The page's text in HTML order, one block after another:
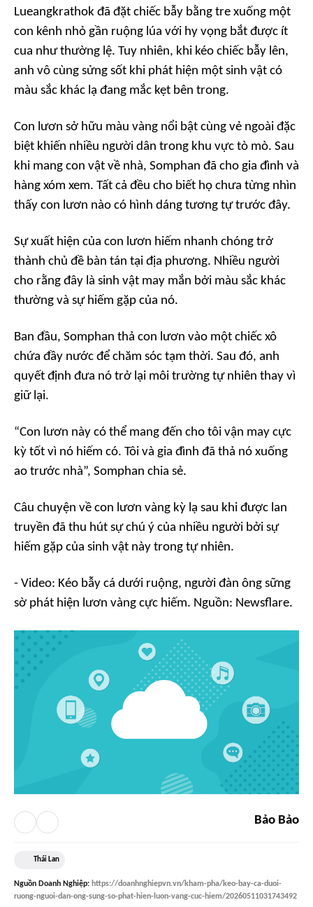
Lueangkrathok đã đặt chiếc bẫy bằng tre xuống một
con kênh nhỏ gần ruộng lúa với hy vọng bắt được ít
cua như thường lệ. Tuy nhiên, khi kéo chiếc bẫy lên,
anh vô cùng sửng sốt khi phát hiện một sinh vật có
màu sắc khác lạ đang mắc kẹt bên trong.
Con lươn sở hữu màu vàng nổi bật cùng vẻ ngoài đặc
biệt khiến nhiều người dân trong khu vực tò mò. Sau
khi mang con vật về nhà, Somphan đã cho gia đình và
hàng xóm xem. Tất cả đều cho biết họ chưa từng nhìn
thấy con lươn nào có hình dáng tương tự trước đây.
Sự xuất hiện của con lươn hiếm nhanh chóng trở
thành chủ đề bàn tán tại địa phương. Nhiều người
cho rằng đây là sinh vật may mắn bởi màu sắc khác
thường và sự hiếm gặp của nó.
Ban đầu, Somphan thả con lươn vào một chiếc xô
chứa đầy nước để chăm sóc tạm thời. Sau đó, anh
quyết định đưa nó trở lại môi trường tự nhiên thay vì
giữ lại.
“Con lươn này có thể mang đến cho tôi vận may cực
kỳ tốt vì nó hiếm có. Tôi và gia đình đã thả nó xuống
ao trước nhà”, Somphan chia sẻ.
Câu chuyện về con lươn vàng kỳ lạ sau khi được lan
truyền đã thu hút sự chú ý của nhiều người bởi sự
hiếm gặp của sinh vật này trong tự nhiên.
- Video: Kéo bẫy cá dưới ruộng, người đàn ông sững
sờ phát hiện lươn vàng cực hiếm. Nguồn: Newsflare.
Bảo Bảo
Thái Lan
Nguồn Doanh Nghiệp: https://doanhnghiepvn.vn/kham-pha/keo-bay-ca-duoi-
ruong-nguoi-dan-ong-sung-so-phat-hien-luon-vang-cuc-hiem/20260511031743492